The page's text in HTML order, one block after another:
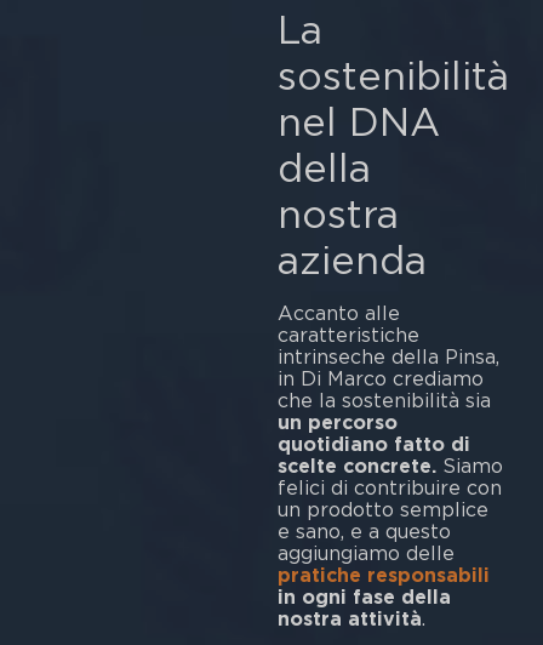
La
sostenibilità
nel DNA
della
nostra
azienda
Accanto alle
caratteristiche
intrinseche della Pinsa,
in Di Marco crediamo
che la sostenibilità sia
un percorso
quotidiano fatto di
scelte concrete.Siamo
felici di contribuire con
un prodotto semplice
e sano, e a questo
aggiungiamo delle
pratiche responsabili
in ogni fase della
nostra attività.